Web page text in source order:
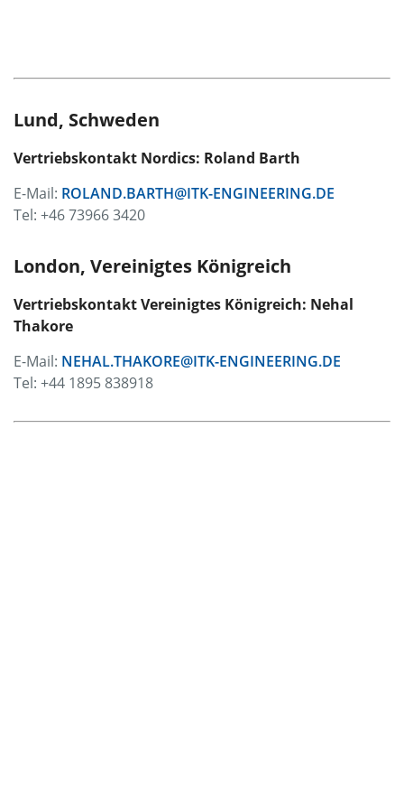
Lund, Schweden
Vertriebskontakt Nordics: Roland Barth
E-Mail: ROLAND.BARTH@ITK-ENGINEERING.DE
Tel: +46 73966 3420
London, Vereinigtes Königreich
VertriebskontaktVereinigtes Königreich: Nehal
Thakore
E-Mail: NEHAL.THAKORE@ITK-ENGINEERING.DE
Tel: +44 1895 838918